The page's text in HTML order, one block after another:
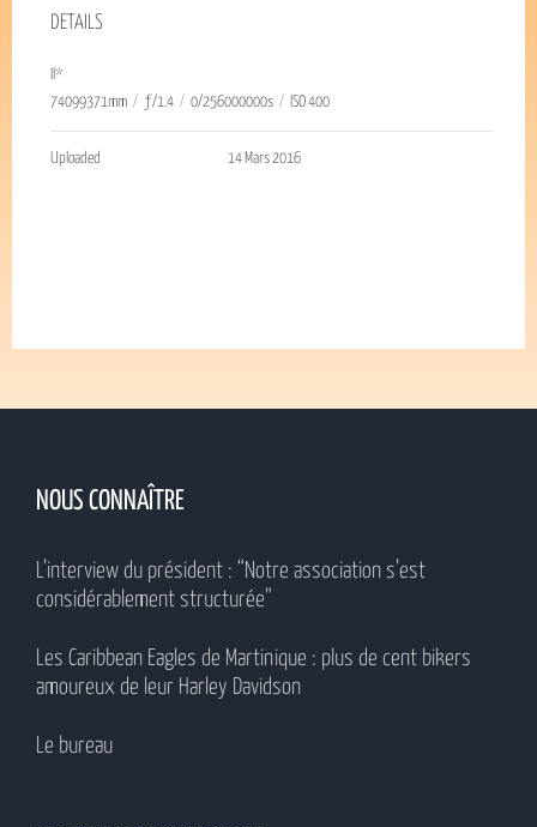
DETAILS
II*
74099371mm / ƒ/1.4 / 0/256000000s / ISO 400
Uploaded 14 Mars 2016
NOUS CONNAÎTRE
L’interview du président : “Notre association s’est
considérablement structurée”
Les Caribbean Eagles de Martinique : plus de cent bikers
amoureux de leur Harley Davidson
Le bureau